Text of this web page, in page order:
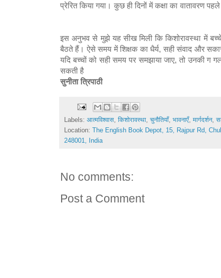
प्रेरित किया गया। कुछ ही दिनों में कक्षा का वातावरण
इस अनुभव से मुझे यह सीख मिली कि किशोरावस्था में
बैठते हैं। ऐसे समय में शिक्षक का धैर्य, सही संवाद और
यदि बच्चों को सही समय पर समझाया जाए, तो उनकी ग
सकती है
सुनीता त्रिपाठी
Labels: आत्मविश्वास ,किशोरावस्था ,चुनौतियाँ, भावनाएँ,मार्गदर्शन,
Location: The English Book Depot, 15, Rajpur Rd,
248001, India
No comments:
Post a Comment